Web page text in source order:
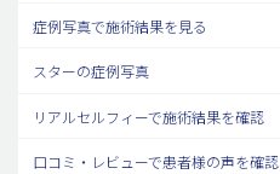
症例写真で施術結果を見る
スターの症例写真
リアルセルフィーで施術結果を確認
口コミ・レビューで患者様の声を確認